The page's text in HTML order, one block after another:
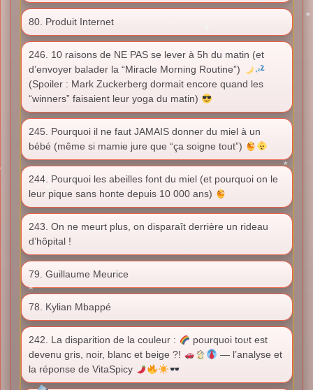
80. Produit Internet
246. 10 raisons de NE PAS se lever à 5h du matin (et
d’envoyer balader la “Miracle Morning Routine”)
(Spoiler : Mark Zuckerberg dormait encore quand les
“winners” faisaient leur yoga du matin)
245. Pourquoi il ne faut JAMAIS donner du miel à un
bébé (même si mamie jure que “ça soigne tout”)
244. Pourquoi les abeilles font du miel (et pourquoi on le
leur pique sans honte depuis 10 000 ans)
243. On ne meurt plus, on disparaît derrière un rideau
d’hôpital !
79. Guillaume Meurice
78. Kylian Mbappé
242. La disparition de la couleur :
pourquoi tout est
devenu gris, noir, blanc et beige ?!
— l’analyse et
la réponse de VitaSpicy